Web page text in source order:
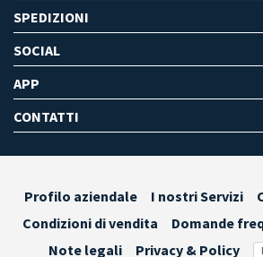
SPEDIZIONI
SOCIAL
APP
CONTATTI
Profilo aziendale I nostri Servizi
Condizioni di vendita
Domande
Note legali
Privacy & Policy